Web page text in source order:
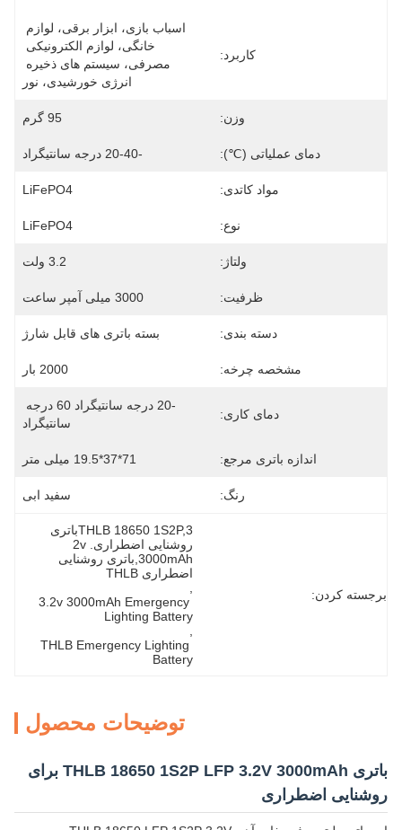
کاربرد:
انرژی خورشیدی، نور
وزن: 95 گرم
دمای عملیاتی (℃): -20-40 درجه سانتیگراد
مواد کاتدی: LiFePO4
نوع: LiFePO4
ولتاژ: 3.2 ولت
ظرفیت: 3000 میلی آمپر ساعت
دسته بندی: بسته باتری های قابل شارژ
مشخصه چرخه: 2000 بار
دمای کاری:
سانتیگراد
اندازه باتری مرجع: 71*37*19.5 میلی متر
رنگ: سفید ابی
برجسته کردن:
روشنایی اضطراری.2v
اضطراری THLB
3.2v 3000mAh Emergency
Lighting Battery
THLB Emergency Lighting
Battery
توضیحات محصول
باتری THLB 18650 1S2P LFP 3.2V 3000mAh برای
روشنایی اضطراری